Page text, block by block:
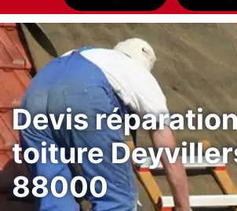
Devis
toiture
88000